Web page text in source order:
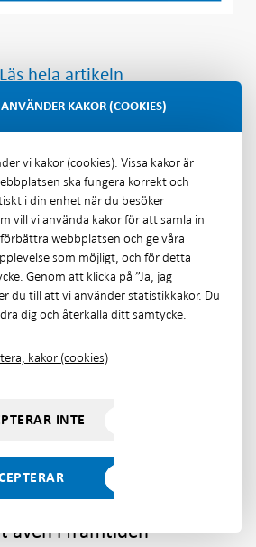
hela artikeln
rekommendationer
har genomgått en
och framväxten av
ställer nya krav på den
utvecklas och
även i framtiden
KAKOR (COOKIES)
vi kakor (cookies). Vissa kakor är
ska fungera korrekt och
i din enhet när du besöker
vill vi använda kakor för att samla in
webbplatsen och ge våra
som möjligt, och för detta
Genom att klicka på ”Ja, jag
du till att vi använder statistikkakor. Du
dig och återkalla ditt samtycke.
kakor (cookies)
INTE